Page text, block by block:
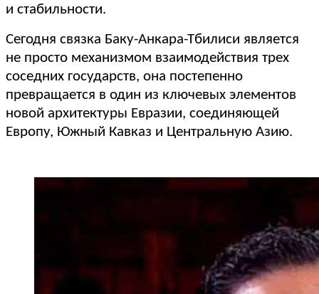
и стабильности.
Сегодня связка Баку-Анкара-Тбилиси является
не просто механизмом взаимодействия трех
соседних государств, она постепенно
превращается в один из ключевых элементов
новой архитектуры Евразии, соединяющей
Европу, Южный Кавказ и Центральную Азию.